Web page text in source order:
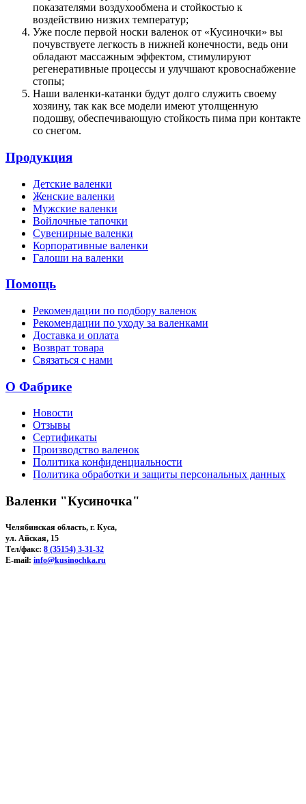
показателями воздухообмена и стойкостью к
воздействию низких температур;
Уже после первой носки валенок от «Кусиночки» вы
почувствуете легкость в нижней конечности, ведь они
обладают массажным эффектом, стимулируют
регенеративные процессы и улучшают кровоснабжение
стопы;
Наши валенки-катанки будут долго служить своему
хозяину, так как все модели имеют утолщенную
подошву, обеспечивающую стойкость пима при контакте
со снегом.
Продукция
Детские валенки
Женские валенки
Мужские валенки
Войлочные тапочки
Сувенирные валенки
Корпоративные валенки
Галоши на валенки
Помощь
Рекомендации по подбору валенок
Рекомендации по уходу за валенками
Доставка и оплата
Возврат товара
Связаться с нами
О Фабрике
Новости
Отзывы
Сертификаты
Производство валенок
Политика конфиденциальности
Политика обработки и защиты персональных данных
Валенки "Кусиночка"
Челябинская область, г. Куса,
ул. Айская, 15
Тел/факс: 8 (35154) 3-31-32
E-mail: info@kusinochka.ru